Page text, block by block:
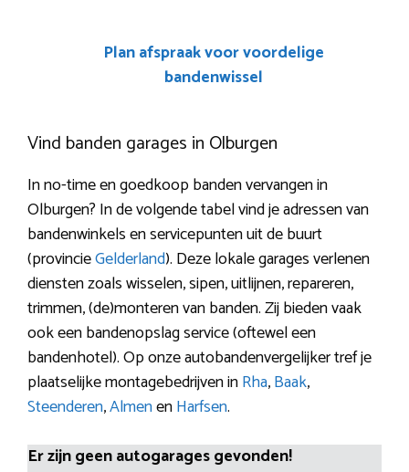
Plan afspraak voor voordelige
bandenwissel
Vind banden garages in Olburgen
In no-time en goedkoop banden vervangen in
Olburgen? In de volgende tabel vind je adressen van
bandenwinkels en servicepunten uit de buurt
(provincieGelderland). Deze lokale garages verlenen
diensten zoals wisselen, sipen, uitlijnen, repareren,
trimmen, (de)monteren van banden. Zij bieden vaak
ook een bandenopslag service (oftewel een
bandenhotel). Op onze autobandenvergelijker tref je
plaatselijke montagebedrijven inRha,Baak,
Steenderen,AlmenenHarfsen.
Er zijn geen autogarages gevonden!